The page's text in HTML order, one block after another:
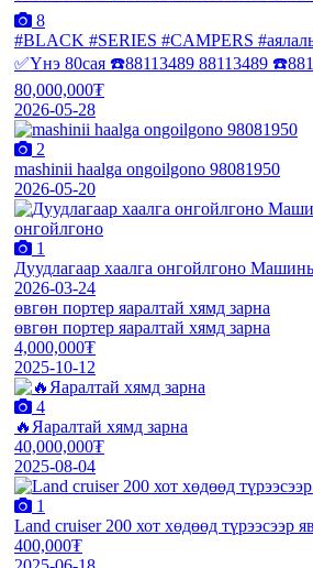
8
#BLACK #SERIES #CAMPERS
✅Үнэ 80сая ☎️88113489 88113489
80,000,000₮
2026-05-28
2
mashinii haalga ongoilgono 98081950
2026-05-20
1
Дуудлагаар хаалга онгойлгоно
2026-03-24
өвгөн портер яаралтай хямд зарна
өвгөн портер яаралтай хямд зарна
4,000,000₮
2025-10-12
4
🔥Яаралтай хямд зарна
40,000,000₮
2025-08-04
1
Land cruiser 200 хот хөдөөд түрээсээр
400,000₮